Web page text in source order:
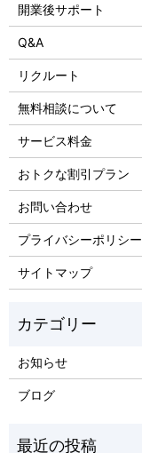
開業後サポート
Q&A
リクルート
無料相談について
サービス料金
おトクな割引プラン
お問い合わせ
プライバシーポリシー
サイトマップ
お知らせ
ブログ